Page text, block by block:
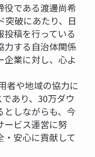
役である渡邊尚希
突破にあたり、日
稿を行っている
力する自治体関係
業に対し、心よ
者や地域の協力に
あり、30万ダウ
としながらも、今
ービス運営に努
安心に貢献して